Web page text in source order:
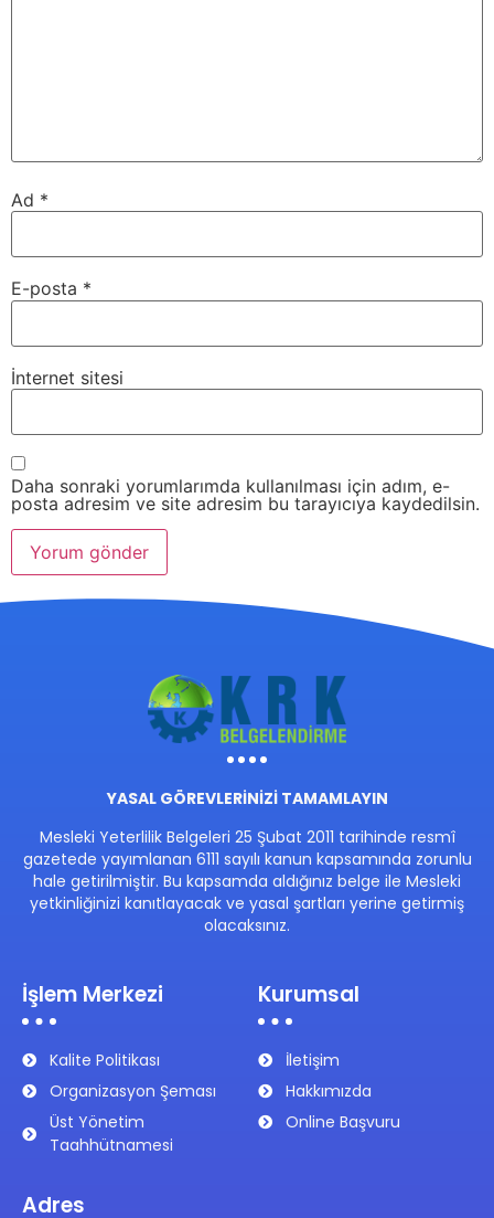
Ad *
E-posta *
İnternet sitesi
Daha sonraki yorumlarımda kullanılması için adım, e-
posta adresim ve site adresim bu tarayıcıya kaydedilsin.
YASAL GÖREVLERİNİZİ TAMAMLAYIN
Mesleki Yeterlilik Belgeleri 25 Şubat 2011 tarihinde resmî
gazetede yayımlanan 6111 sayılı kanun kapsamında zorunlu
hale getirilmiştir. Bu kapsamda aldığınız belge ile Mesleki
yetkinliğinizi kanıtlayacak ve yasal şartları yerine getirmiş
olacaksınız.
İşlem Merkezi
Kalite Politikası
Organizasyon Şeması
Üst Yönetim
Taahhütnamesi
Kurumsal
İletişim
Hakkımızda
Online Başvuru
Adres